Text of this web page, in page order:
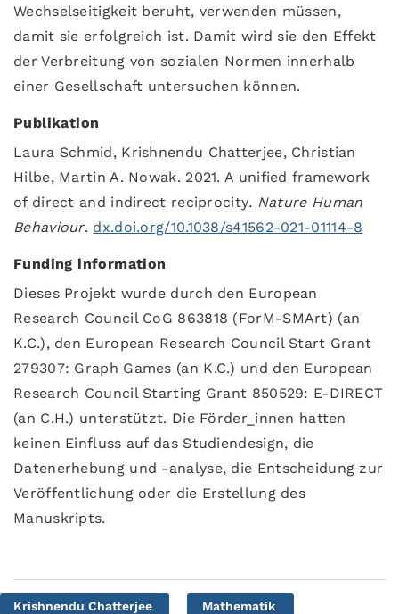
Wechselseitigkeit beruht, verwenden müssen,
damit sie erfolgreich ist. Damit wird sie den Effekt
der Verbreitung von sozialen Normen innerhalb
einer Gesellschaft untersuchen können.
Publikation
Laura Schmid, Krishnendu Chatterjee, Christian
Hilbe, Martin A. Nowak. 2021. A unified framework
of direct and indirect reciprocity. Nature Human
Behaviour. dx.doi.org/10.1038/s41562-021-01114-8
Funding information
Dieses Projekt wurde durch den European
Research Council CoG 863818 (ForM-SMArt) (an
K.C.), den European Research Council Start Grant
279307: Graph Games (an K.C.) und den European
Research Council Starting Grant 850529: E-DIRECT
(an C.H.) unterstützt. Die Förder_innen hatten
keinen Einfluss auf das Studiendesign, die
Datenerhebung und -analyse, die Entscheidung zur
Veröffentlichung oder die Erstellung des
Manuskripts.
Krishnendu Chatterjee Mathematik